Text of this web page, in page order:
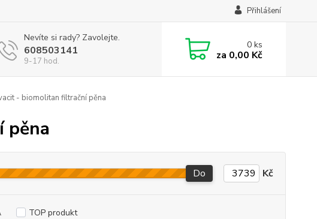
Přihlášení
Nevíte si rady? Zavolejte.
608503141
9-17 hod.
0ks
za 0,00 Kč
- biomolitan filtrační pěna
pěna
Do Kč
TOP produkt